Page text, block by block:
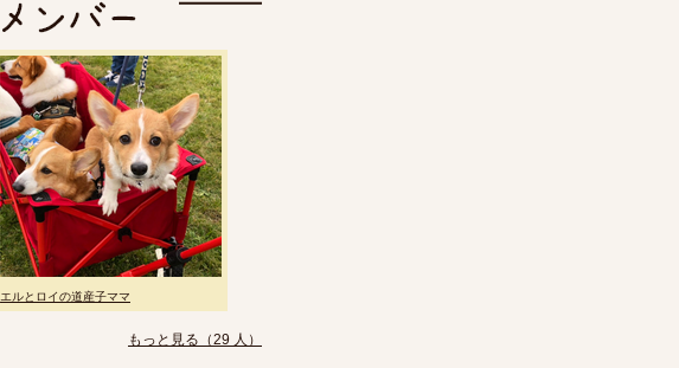
エルとロイの道産子ママ
もっと見る（29 人）